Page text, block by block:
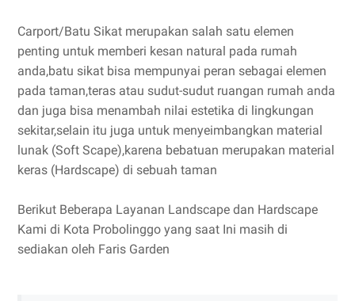
Carport/Batu Sikat merupakan salah satu elemen
penting untuk memberi kesan natural pada rumah
anda,batu sikat bisa mempunyai peran sebagai elemen
pada taman,teras atau sudut-sudut ruangan rumah anda
dan juga bisa menambah nilai estetika di lingkungan
sekitar,selain itu juga untuk menyeimbangkan material
lunak (Soft Scape),karena bebatuan merupakan material
keras (Hardscape) di sebuah taman
Berikut Beberapa Layanan Landscape dan Hardscape
Kami di Kota Probolinggo yang saat Ini masih di
sediakan oleh Faris Garden